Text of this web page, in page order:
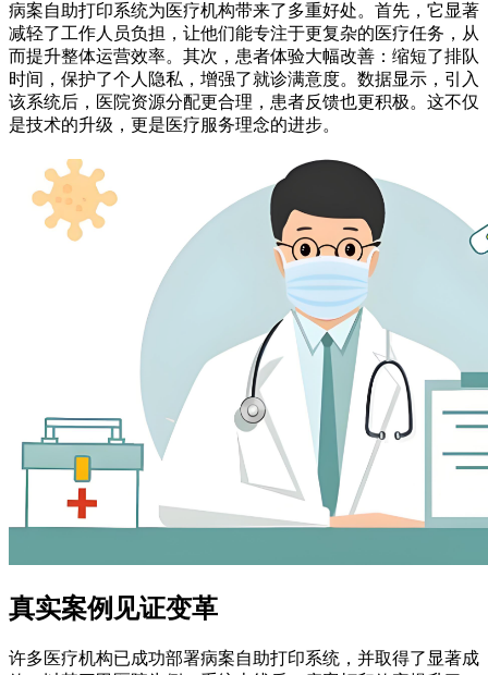
病案自助打印系统为医疗机构带来了多重好处。首先，它显著
减轻了工作人员负担，让他们能专注于更复杂的医疗任务，从
而提升整体运营效率。其次，患者体验大幅改善：缩短了排队
时间，保护了个人隐私，增强了就诊满意度。数据显示，引入
该系统后，医院资源分配更合理，患者反馈也更积极。这不仅
是技术的升级，更是医疗服务理念的进步。
真实案例见证变革
许多医疗机构已成功部署病案自助打印系统，并取得了显著成